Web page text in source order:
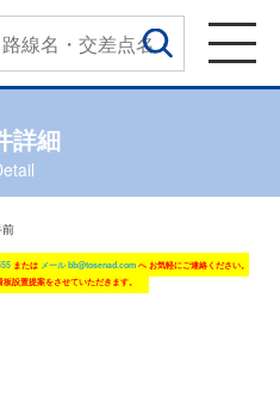
詳細
または メール bb@tosenad.com へ お気軽にご連絡ください。
設置提案をさせていただきます。